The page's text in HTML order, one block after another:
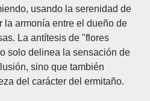
usando la serenidad de
la armonía entre el dueño de
La antítesis de "flores
solo delinea la sensación de
sino que también
del carácter del ermitaño.